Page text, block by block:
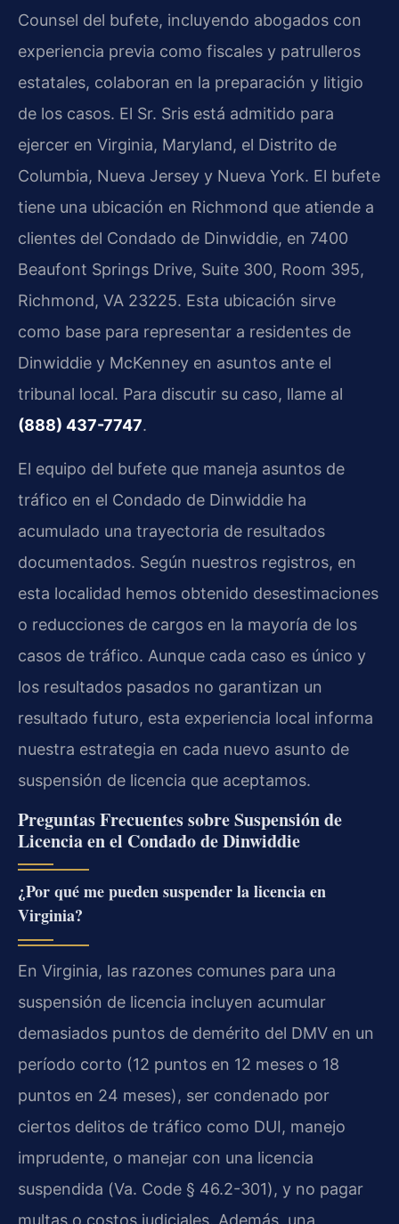
Counsel del bufete, incluyendo abogados con
experiencia previa como fiscales y patrulleros
estatales, colaboran en la preparación y litigio
de los casos. El Sr. Sris está admitido para
ejercer en Virginia, Maryland, el Distrito de
Columbia, Nueva Jersey y Nueva York. El bufete
tiene una ubicación en Richmond que atiende a
clientes del Condado de Dinwiddie, en 7400
Beaufont Springs Drive, Suite 300, Room 395,
Richmond, VA 23225. Esta ubicación sirve
como base para representar a residentes de
Dinwiddie y McKenney en asuntos ante el
tribunal local. Para discutir su caso, llame al
(888) 437-7747.
El equipo del bufete que maneja asuntos de
tráfico en el Condado de Dinwiddie ha
acumulado una trayectoria de resultados
documentados. Según nuestros registros, en
esta localidad hemos obtenido desestimaciones
o reducciones de cargos en la mayoría de los
casos de tráfico. Aunque cada caso es único y
los resultados pasados no garantizan un
resultado futuro, esta experiencia local informa
nuestra estrategia en cada nuevo asunto de
suspensión de licencia que aceptamos.
Preguntas Frecuentes sobre Suspensión de
Licencia en el Condado de Dinwiddie
¿Por qué me pueden suspender la licencia en
Virginia?
En Virginia, las razones comunes para una
suspensión de licencia incluyen acumular
demasiados puntos de demérito del DMV en un
período corto (12 puntos en 12 meses o 18
puntos en 24 meses), ser condenado por
ciertos delitos de tráfico como DUI, manejo
imprudente, o manejar con una licencia
suspendida (Va. Code § 46.2-301), y no pagar
multas o costos judiciales. Además, una